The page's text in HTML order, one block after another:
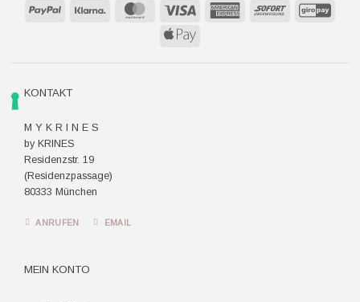
PayPal Klarna MasterCard Visa
AmericanSofort
Apple
KONTAKT
M Y K R I N E S
by KRINES
Residenzstr. 19
(Residenzpassage)
80333 München
ANRUFEN EMAIL
MEIN KONTO